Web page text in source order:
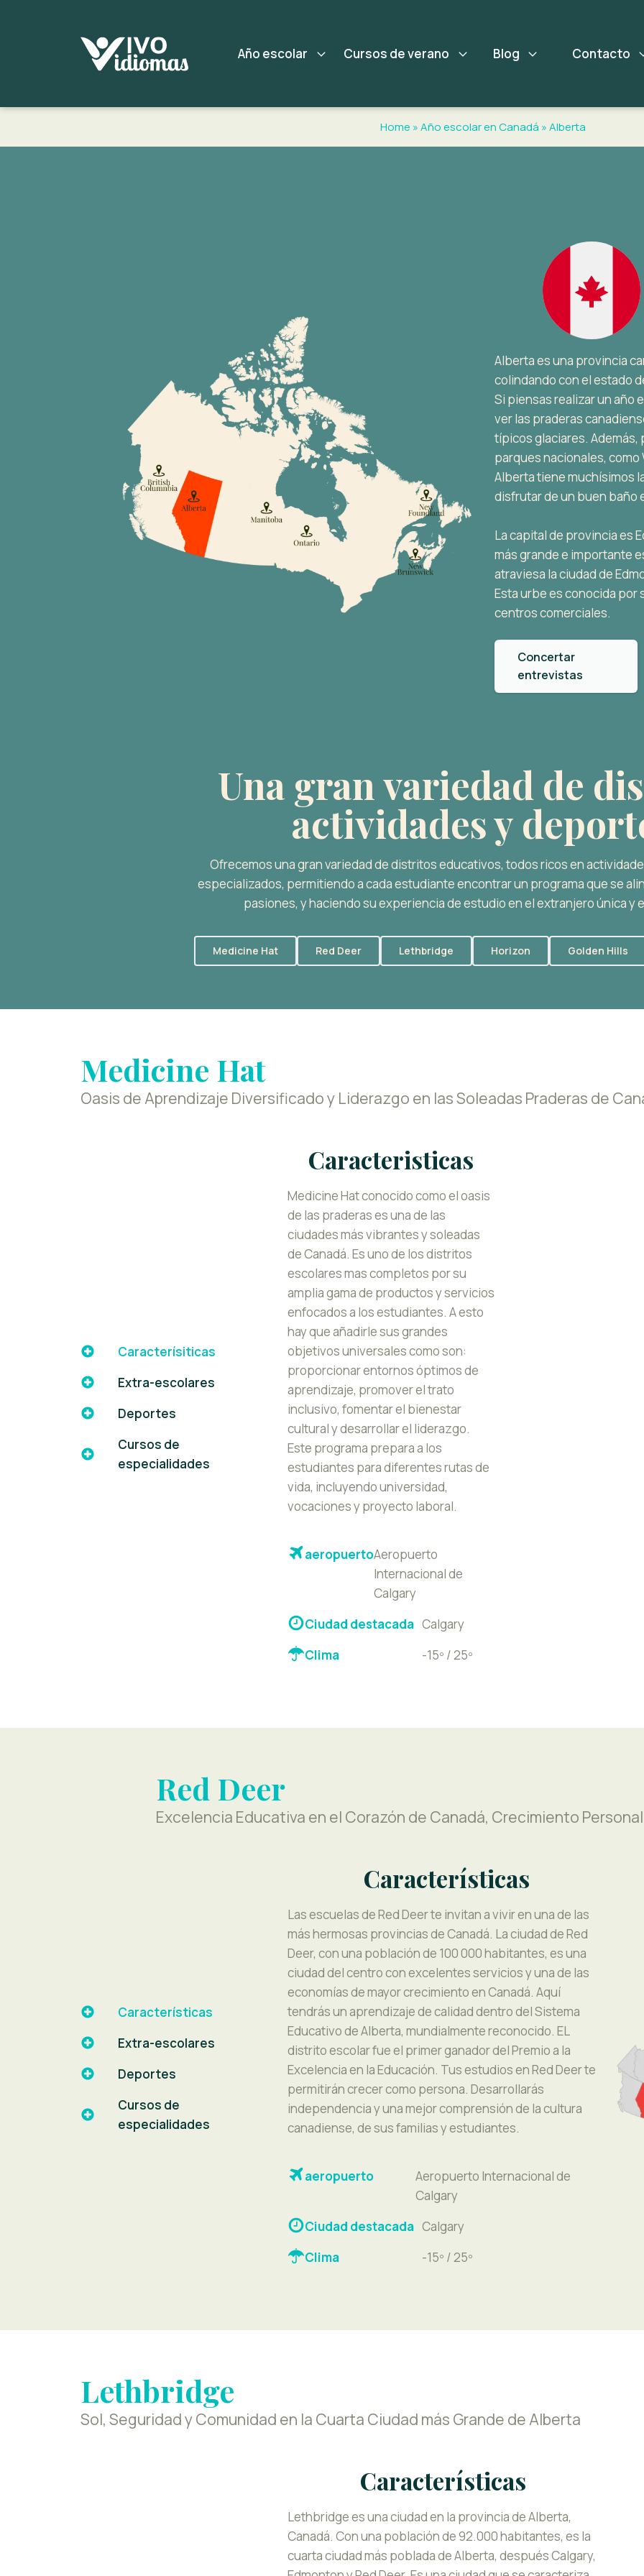
Año escolar Cursos de verano Blog Contacto
Home »Año escolar en Canadá »Alberta
Alberta es una provincia
colindando con el estado
Si piensas realizar un año
ver las praderas
típicos glaciares.
parques nacionales, como
Alberta tiene muchísimos
disfrutar de un buen baño
La capital de provincia es
más grande e importante
atraviesa la ciudad de
Esta urbe es conocida por
centros comerciales.
Concertar
entrevistas
Una gran variedad de
actividades y
Ofrecemos una gran variedad de distritos educativos, todos ricos en
especializados, permitiendo a cada estudiante encontrar un programa que se
pasiones, y haciendo su experiencia de estudio en el extranjero única y
Medicine Hat Red Deer Lethbridge Horizon Golden Hills
Medicine Hat
Oasis de Aprendizaje Diversificado y Liderazgo en las Soleadas Praderas de
Caracterísiticas
Extra-escolares
Deportes
Cursos de
especialidades
Caracteristicas
Medicine Hat conocido como el oasis
de las praderas es una de las
ciudades más vibrantes y soleadas
de Canadá. Es uno de los distritos
escolares mas completos por su
amplia gama de productos y servicios
enfocados a los estudiantes. A esto
hay que añadirle sus grandes
objetivos universales como son:
proporcionar entornos óptimos de
aprendizaje, promover el trato
inclusivo, fomentar el bienestar
cultural y desarrollar el liderazgo.
Este programa prepara a los
estudiantes para diferentes rutas de
vida, incluyendo universidad,
vocaciones y proyecto laboral.
aeropuertoAeropuerto
Internacional de
Calgary
Ciudad destacada Calgary
Clima
-15º / 25º
Pesca en hielo
Raquetas de nieve
Campamentos de invierno
Trineos tirados por perros
Francés
Japones
Baloncesto
Béisbol
Softbol
Voleibol
Golf
Bádminton
Atletismo
Rugby
Fútbol Americano
Artes digitales
Automoción
Forense
Fundamentos de negocio
Robotica
Estudios de moda
Red Deer
Excelencia Educativa en el Corazón de Canadá, Crecimiento
Características
Extra-escolares
Deportes
Cursos de
especialidades
Características
Las escuelas de Red Deer te invitan a vivir en una de las
más hermosas provincias de Canadá. La ciudad de Red
Deer, con una población de 100 000 habitantes, es una
ciudad del centro con excelentes servicios y una de las
economías de mayor crecimiento en Canadá. Aquí
tendrás un aprendizaje de calidad dentro del Sistema
Educativo de Alberta, mundialmente reconocido. EL
distrito escolar fue el primer ganador del Premio a la
Excelencia en la Educación. Tus estudios en Red Deer te
permitirán crecer como persona. Desarrollarás
independencia y una mejor comprensión de la cultura
canadiense, de sus familias y estudiantes.
aeropuerto
Aeropuerto Internacional de
Calgary
Ciudad destacada Calgary
Clima
-15º / 25º
Club de teatro
Asociación de Alumnos Internacionales
Liderazgo y orientación profesional
Francés.
Baloncesto
Fútbol (europeo, canadiense y americano)
Atletismo
Voleibol
Tenis
Esquí
Boxeo
Lucha Libre
Bádminton
Campo a través
Cosmética
Banda musical y coro
Ciencias de la salud
Teatro
Industrias
Lethbridge
Sol, Seguridad y Comunidad en la Cuarta Ciudad más Grande de Alberta
Características
Lethbridge es una ciudad en la provincia de Alberta,
Canadá. Con una población de 92.000 habitantes, es la
cuarta ciudad más poblada de Alberta, después Calgary,